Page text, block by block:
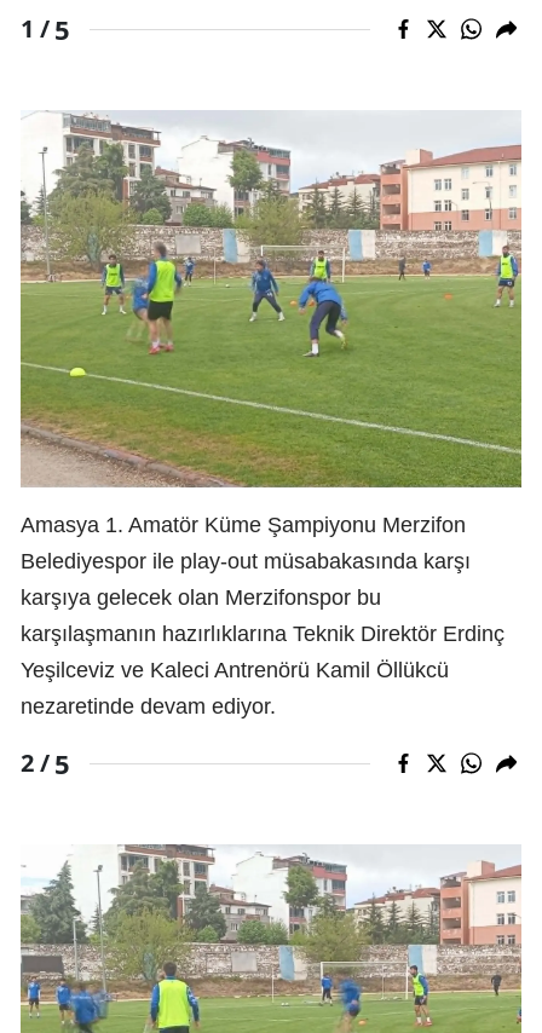
1 /5
Amasya 1. Amatör Küme Şampiyonu Merzifon
Belediyespor ile play-out müsabakasında karşı
karşıya gelecek olan Merzifonspor bu
karşılaşmanın hazırlıklarına Teknik Direktör Erdinç
Yeşilceviz ve Kaleci Antrenörü Kamil Öllükcü
nezaretinde devam ediyor.
2 /5